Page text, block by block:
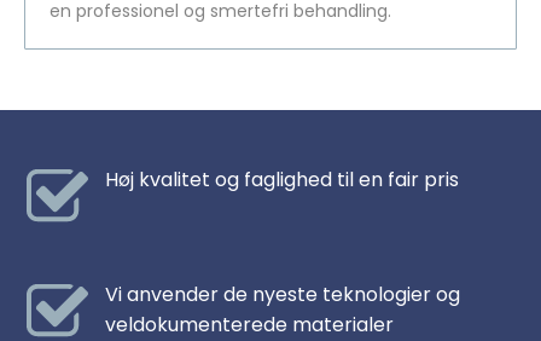
en professionel og smertefri behandling.
Høj kvalitet og faglighed til en fair pris
Vi anvender de nyeste teknologier og
veldokumenterede materialer